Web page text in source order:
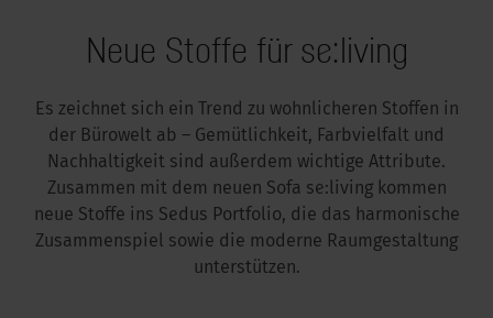
Neue Stoffe für se:living
Es zeichnet sich ein Trend zu wohnlicheren Stoffen in
der Bürowelt ab – Gemütlichkeit, Farbvielfalt und
Nachhaltigkeit sind außerdem wichtige Attribute.
Zusammen mit dem neuen Sofa se:living kommen
neue Stoffe ins Sedus Portfolio, die das harmonische
Zusammenspiel sowie die moderne Raumgestaltung
unterstützen.